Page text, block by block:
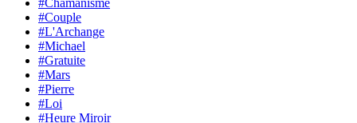
#Chamanisme
#Couple
#L'Archange
#Michael
#Gratuite
#Mars
#Pierre
#Loi
#Heure Miroir